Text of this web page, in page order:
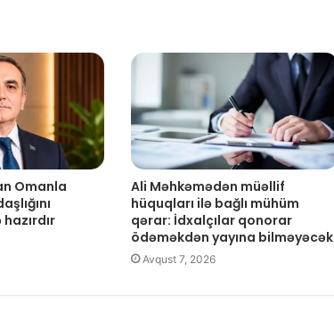
Omanla
Ali Məhkəmədən müəllif
hüquqları ilə bağlı mühüm
qərar: İdxalçılar qonorar
ödəməkdən yayına bilməyəcək
Avqust 7, 2026